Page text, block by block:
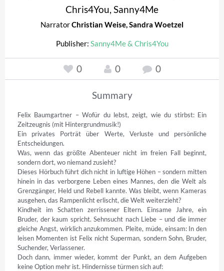
Chris4You, Sanny4Me
NarratorChristian Weise,Sandra Woetzel
Publisher: Sanny4Me & Chris4You
0 0 0
Summary
Felix Baumgartner – Wofür du lebst, zeigt, wie du stirbst: Ein
Zeitzeugnis (mit Hintergrundmusik!)
Ein privates Porträt über Werte, Verluste und persönliche
Entscheidungen.
Was, wenn das größte Abenteuer nicht im freien Fall beginnt,
sondern dort, wo niemand zusieht?
Dieses Hörbuch führt dich nicht in luftige Höhen – sondern mitten
hinein in das verborgene Leben eines Mannes, den die Welt als
Grenzgänger, Held und Rebell kannte. Was bleibt, wenn Kameras
ausgehen, das Rampenlicht erlischt, die Welt weiterzieht?
Kindheit im Schatten zerrissener Eltern. Einsame Jahre, ein
Bruder, der kaum spricht. Sehnsucht nach Liebe – und die immer
gleiche Angst, wirklich anzukommen. Pleite, müde, einsam: In den
leisen Momenten ist Felix nicht Superman, sondern Sohn, Bruder,
Suchender, Verlassener.
Doch dann, immer wieder, kommt der Punkt, an dem Aufgeben
keine Option mehr ist. Hindernisse türmen sich auf: